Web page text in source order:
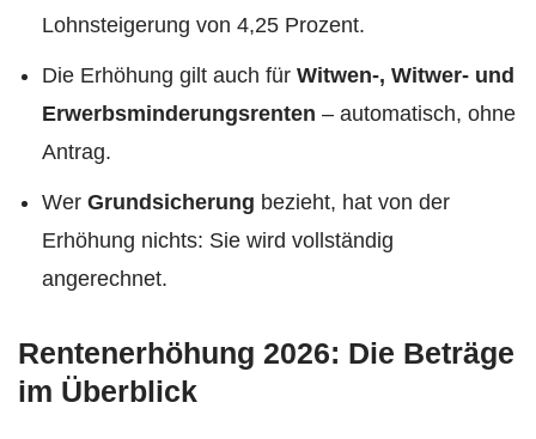
Lohnsteigerung von 4,25 Prozent.
Die Erhöhung gilt auch für Witwen-, Witwer- und
Erwerbsminderungsrenten – automatisch, ohne
Antrag.
Wer Grundsicherung bezieht, hat von der
Erhöhung nichts: Sie wird vollständig
angerechnet.
Rentenerhöhung 2026: Die Beträge
im Überblick